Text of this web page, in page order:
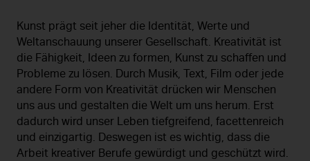
Kunst prägt seit jeher die Identität, Werte und
Weltanschauung unserer Gesellschaft. Kreativität ist
die Fähigkeit, Ideen zu formen, Kunst zu schaffen und
Probleme zu lösen. Durch Musik, Text, Film oder jede
andere Form von Kreativität drücken wir Menschen
uns aus und gestalten die Welt um uns herum. Erst
dadurch wird unser Leben tiefgreifend, facettenreich
und einzigartig. Deswegen ist es wichtig, dass die
Arbeit kreativer Berufe gewürdigt und geschützt wird.